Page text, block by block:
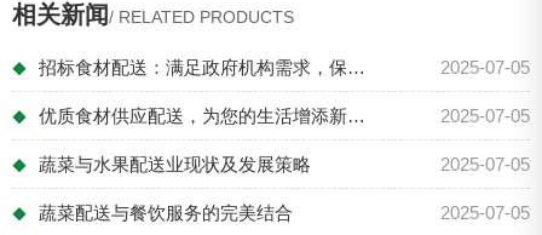
相关新闻/ RELATED PRODUCTS
◆ 招标食材配送：满足政府机构需求，保障食品... 2025-07-05
◆ 优质食材供应配送，为您的生活增添新鲜与健... 2025-07-05
◆ 蔬菜与水果配送业现状及发展策略 2025-07-05
◆ 蔬菜配送与餐饮服务的完美结合 2025-07-05